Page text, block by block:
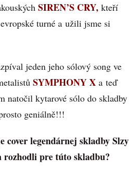
SIREN’S CRY, kteří
turné a užili jsme si
jeden jeho sólový song ve
SYMPHONY X a teď
natočil kytarové sólo do skladby
geniálně!!!
cover legendárnej skladby Slzy
rozhodli pre túto skladbu?